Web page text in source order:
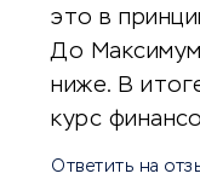
это в
До
ниже. В
курс
Ответить на